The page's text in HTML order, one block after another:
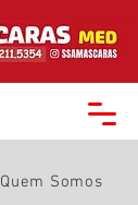
Quem Somos